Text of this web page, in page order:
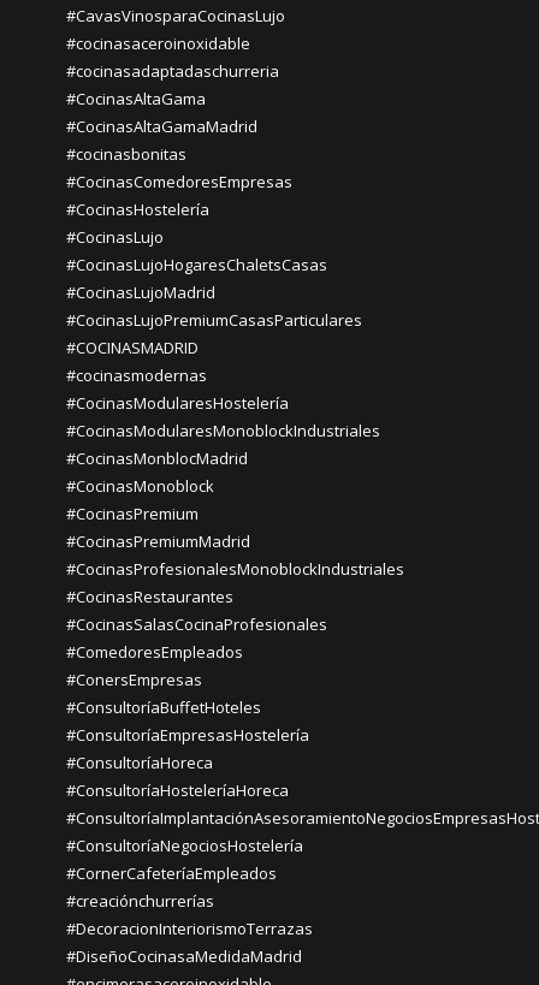
#CavasVinosparaCocinasLujo
#cocinasaceroinoxidable
#cocinasadaptadaschurreria
#CocinasAltaGama
#CocinasAltaGamaMadrid
#cocinasbonitas
#CocinasComedoresEmpresas
#CocinasHostelería
#CocinasLujo
#CocinasLujoHogaresChaletsCasas
#CocinasLujoMadrid
#CocinasLujoPremiumCasasParticulares
#COCINASMADRID
#cocinasmodernas
#CocinasModularesHostelería
#CocinasModularesMonoblockIndustriales
#CocinasMonblocMadrid
#CocinasMonoblock
#CocinasPremium
#CocinasPremiumMadrid
#CocinasProfesionalesMonoblockIndustriales
#CocinasRestaurantes
#CocinasSalasCocinaProfesionales
#ComedoresEmpleados
#ConersEmpresas
#ConsultoríaBuffetHoteles
#ConsultoríaEmpresasHostelería
#ConsultoríaHoreca
#ConsultoríaHosteleríaHoreca
#ConsultoríaNegociosHostelería
#CornerCafeteríaEmpleados
#creaciónchurrerías
#DecoracionInteriorismoTerrazas
#DiseñoCocinasaMedidaMadrid